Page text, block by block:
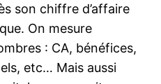
son chiffre d’affaire
On mesure
: CA, bénéfices,
etc… Mais aussi